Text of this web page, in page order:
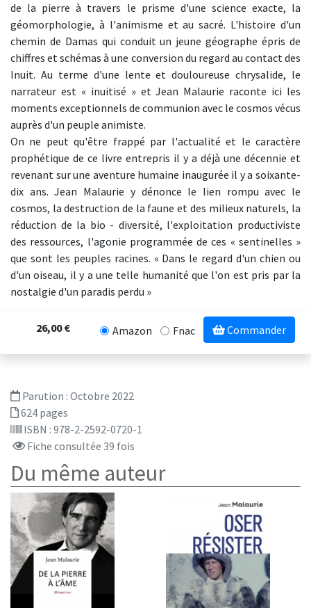
de la pierre à travers le prisme d'une science exacte, la
géomorphologie, à l'animisme et au sacré. L'histoire d'un
chemin de Damas qui conduit un jeune géographe épris de
chiffres et schémas à une conversion du regard au contact des
Inuit. Au terme d'une lente et douloureuse chrysalide, le
narrateur est « inuitisé » et Jean Malaurie raconte ici les
moments exceptionnels de communion avec le cosmos vécus
auprès d'un peuple animiste.
On ne peut qu'être frappé par l'actualité et le caractère
prophétique de ce livre entrepris il y a déjà une décennie et
revenant sur une aventure humaine inaugurée il y a soixante-
dix ans. Jean Malaurie y dénonce le lien rompu avec le
cosmos, la destruction de la faune et des milieux naturels, la
réduction de la bio - diversité, l'exploitation productiviste
des ressources, l'agonie programmée de ces « sentinelles »
que sont les peuples racines. « Dans le regard d'un chien ou
d'un oiseau, il y a une telle humanité que l'on est pris par la
nostalgie d'un paradis perdu »
26,00 € Amazon Fnac Commander
Parution : Octobre 2022
624 pages
ISBN : 978-2-2592-0720-1
Fiche consultée 39 fois
Du même auteur